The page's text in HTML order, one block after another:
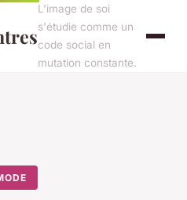
L'image de soi
s'étudie comme un
code social en
mutation constante.